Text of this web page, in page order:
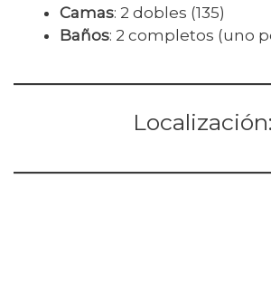
Camas: 2 dobles (135)
Baños: 2 completos (uno
Localización: